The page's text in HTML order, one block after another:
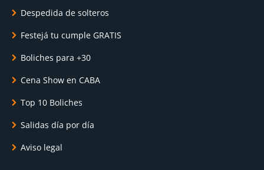
Despedida de solteros
Festejá tu cumple GRATIS
Boliches para +30
Cena Show en CABA
Top 10 Boliches
Salidas día por día
Aviso legal